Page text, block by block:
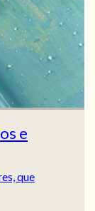
e
que